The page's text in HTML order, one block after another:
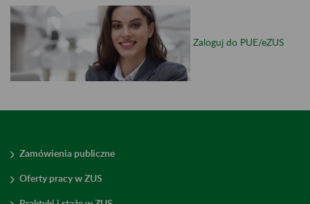
Zaloguj do PUE/eZUS
Zamówienia publiczne
Oferty pracy w ZUS